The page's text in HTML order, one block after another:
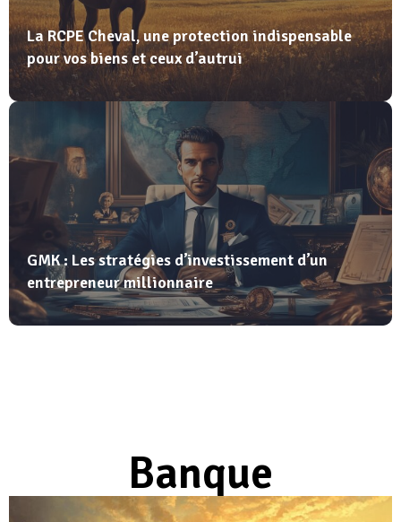
La RCPE Cheval, une protection indispensable
pour vos biens et ceux d’autrui
GMK : Les stratégies d’investissement d’un
entrepreneur millionnaire
Banque